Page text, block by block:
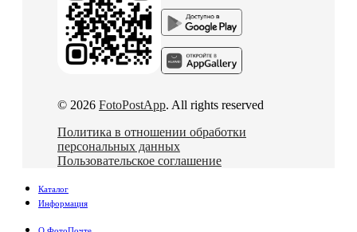
© 2026 FotoPostApp. All rights reserved
Политика в отношении обработки
персональных данных
Пользовательское соглашение
Каталог
Информация
О ФотоПочте